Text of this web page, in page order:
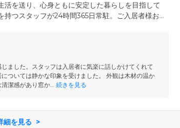
を送り、心身ともに安定した暮らしを目指して
つスタッフが24時間365日常駐。ご入居者様お一
性や意思を尊重し、その方らしい生活を送って
ました。スタッフは入居者に気楽に話しかけてくれて
ついては静かな印象を受けました。 外観は木材の温か
潔感があり窓か... 続きを見る
細を見る